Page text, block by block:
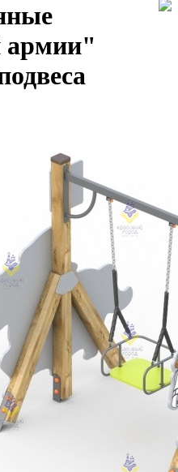
армии"